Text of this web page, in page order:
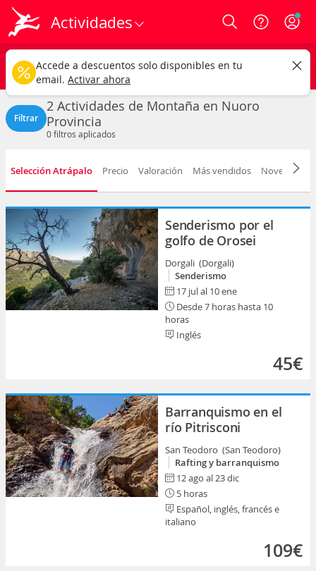
Actividades Login
Nuoro
Actividades de Montaña Cualquier fecha
CAMBIAR
Filtrar
2 Actividades de Montaña en Nuoro
Provincia
0filtros aplicados
Selección Atrápalo Precio Valoración Más vendidos Novedad
Senderismo por el
golfo de Orosei
Dorgali (Dorgali)
Senderismo
17 jul al 10 ene
Desde 7 horas hasta 10
horas
Inglés
45€
Barranquismo en el
río Pitrisconi
San Teodoro (San Teodoro)
Rafting y barranquismo
12 ago al 23 dic
5 horas
Español, inglés, francés e
italiano
109€
Accede a descuentos solo disponibles en tu
email. Activar ahora